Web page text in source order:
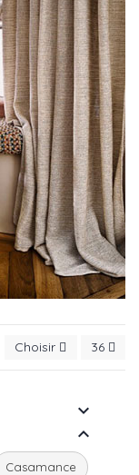
Choisir 36


Casamance